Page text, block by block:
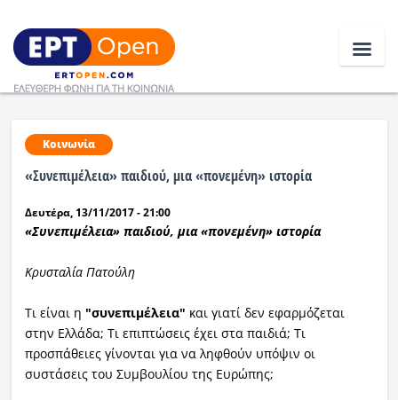
Ειδήσεις
Ελλάδα
Κοινωνία
Πολιτική
Αθλητικά
Κόσμος
Κοινωνία
«Συνεπιμέλεια» παιδιού, μια «πονεμένη» ιστορία
Δευτέρα, 13/11/2017 - 21:00
«Συνεπιμέλεια» παιδιού, μια «πονεμένη» ιστορία
Κρυσταλία Πατούλη
Τι είναι η "συνεπιμέλεια" και γιατί δεν εφαρμόζεται
στην Ελλάδα; Τι επιπτώσεις έχει στα παιδιά; Τι
προσπάθειες γίνονται για να ληφθούν υπόψιν οι
συστάσεις του Συμβουλίου της Ευρώπης;